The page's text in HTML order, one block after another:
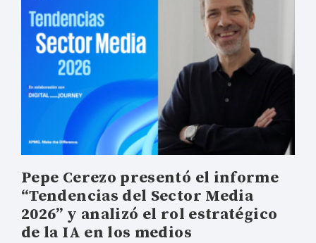
Pepe Cerezo presentó el informe
“Tendencias del Sector Media
2026” y analizó el rol estratégico
de la IA en los medios